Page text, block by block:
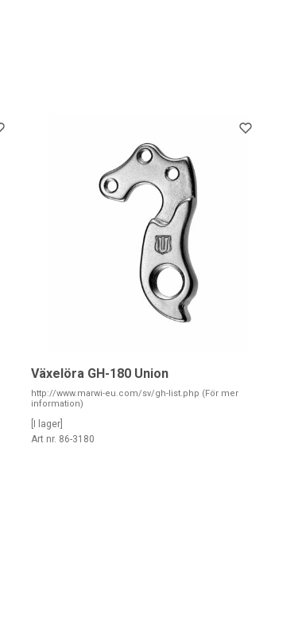
Växelöra GH-180 Union
http://www.marwi-eu.com/sv/gh-list.php (För mer
information)
[I lager]
Art nr. 86-3180